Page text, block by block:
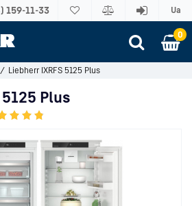
159-11-33 Ua
0
Liebherr IXRFS 5125 Plus
Plus